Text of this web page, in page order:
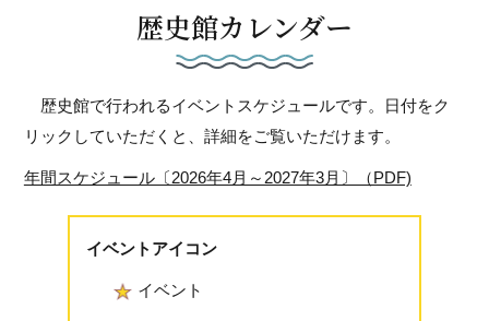
歴史館カレンダー
歴史館で行われるイベントスケジュールです。日付をク
リックしていただくと、詳細をご覧いただけます。
年間スケジュール〔2026年4月～2027年3月〕（PDF)
イベントアイコン
イベント